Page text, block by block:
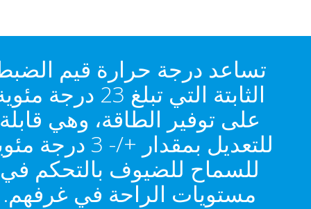
تساعد درجة حرارة قيم الضبط
الثابتة التي تبلغ 23 درجة مئوية
على توفير الطاقة، وهي قابلة
للتعديل بمقدار +/- 3 درجة مئوية
للسماح للضيوف بالتحكم في
مستويات الراحة في غرفهم.